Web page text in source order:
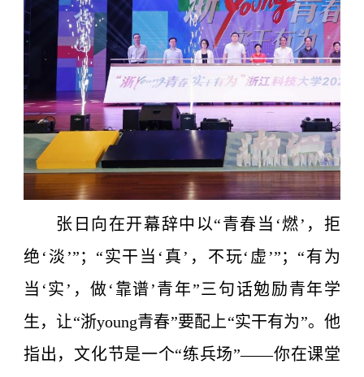
张日向在开幕辞中 以“青春当‘燃’，拒
绝‘淡’”；“实干当‘真’，不玩‘虚’”；“有为
当‘实’，做‘靠谱’青年”三句话勉励青年学
生，让“浙young青春”要配上“实干有为”。他
指出 ， 文化节是一个“练兵场”——你在课堂